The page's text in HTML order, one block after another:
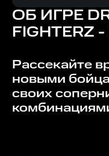
ОБ ИГРЕ
FIGHTERZ
Рассекайте врагов на арене с
новыми
своих